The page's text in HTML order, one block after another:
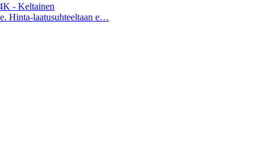
- Keltainen
Hinta-laatusuhteeltaan e…